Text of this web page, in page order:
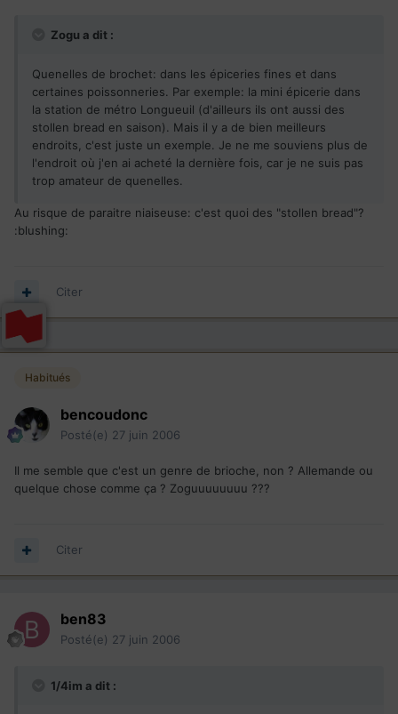
Zogu a dit :
Quenelles de brochet: dans les épiceries fines et dans
certaines poissonneries. Par exemple: la mini épicerie dans
la station de métro Longueuil (d'ailleurs ils ont aussi des
stollen bread en saison). Mais il y a de bien meilleurs
endroits, c'est juste un exemple. Je ne me souviens plus de
l'endroit où j'en ai acheté la dernière fois, car je ne suis pas
trop amateur de quenelles.
Au risque de paraitre niaiseuse: c'est quoi des "stollen bread"?
:blushing:
Citer
Habitués
bencoudonc
Posté(e) 27 juin 2006
Il me semble que c'est un genre de brioche, non ? Allemande ou
quelque chose comme ça ? Zoguuuuuuuu ???
Citer
ben83
Posté(e) 27 juin 2006
1/4im a dit :